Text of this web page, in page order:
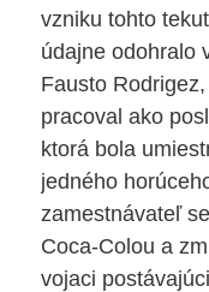
vzniku tohto
údajne odohralo
Fausto
pracoval ako
ktorá bola
jedného
zamestnávateľ
Coca-Colou a
vojaci